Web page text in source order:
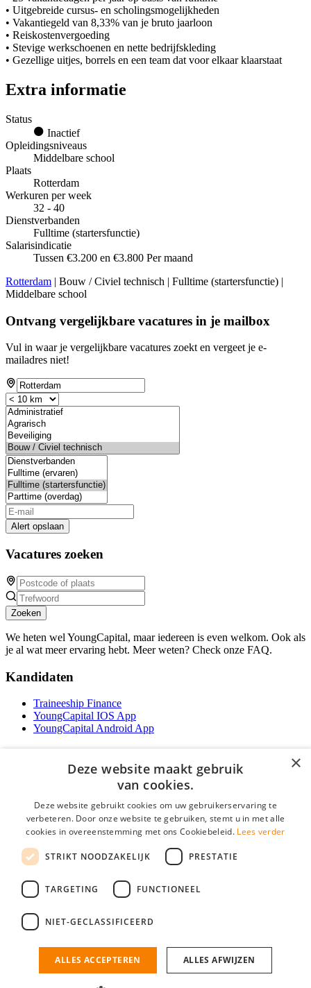
• Uitgebreide cursus- en scholingsmogelijkheden
• Vakantiegeld van 8,33% van je bruto jaarloon
• Reiskostenvergoeding
• Stevige werkschoenen en nette bedrijfskleding
• Gezellige uitjes, borrels en een team dat voor elkaar klaarstaat
Extra informatie
Status
Inactief
Opleidingsniveaus
Middelbare school
Plaats
Rotterdam
Werkuren per week
32 - 40
Dienstverbanden
Fulltime (startersfunctie)
Salarisindicatie
Tussen €3.200 en €3.800 Per maand
Rotterdam | Bouw / Civiel technisch | Fulltime (startersfunctie) |
Middelbare school
Ontvang vergelijkbare vacatures in je mailbox
Vul in waar je vergelijkbare vacatures zoekt en vergeet je e-
mailadres niet!
Alert opslaan
Vacatures zoeken
Zoeken
We heten wel YoungCapital, maar iedereen is even welkom. Ook als
je al wat meer ervaring hebt. Meer weten? Check onze FAQ.
Kandidaten
Traineeship Finance
YoungCapital IOS App
YoungCapital Android App
Contractvormen
Brochure aanvragen
Vacature aanmelden
Partners
Social
Financiele Vacatures is onderdeel van YoungCapital • © 2026 • KvK nr:
×
Deze website maakt gebruik
van cookies.
Deze website gebruikt cookies om uw gebruikerservaring te
verbeteren. Door onze website te gebruiken, stemt u in met alle
cookies in overeenstemming met ons Cookiebeleid. Lees verder
STRIKT NOODZAKELIJK PRESTATIE
TARGETING FUNCTIONEEL
NIET-GECLASSIFICEERD
ALLES ACCEPTEREN ALLES AFWIJZEN